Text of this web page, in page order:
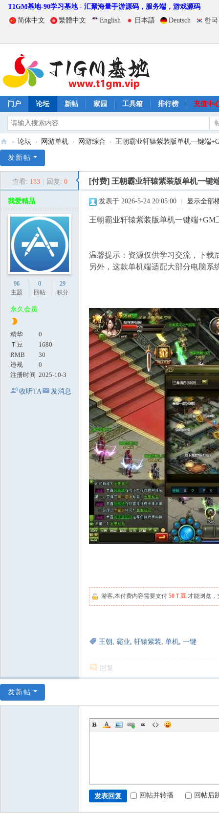
T1GM基地-90学习基地 - 汇聚海量手游源码，服务端，游戏源码
简体中文
繁體中文 English 日本語 Deutsch 한
门户 论坛 新帖 家园 工具箱 排行榜 充值中
1
» 论坛 › 网游单机 › 网游综合 › 王朝霸业轩辕紫装版单机一键端
发新帖
查看: 183 回复: 0 [付费] 王朝霸业轩辕紫装版单机一键
我爱精品
96
主题
0
回帖
29
积分
永久会员
精华
0
Ｔ豆
1680
RMB
30
违规
0
注册时间 2025-10-3
收听TA 发消息
发表于 2026-5-24 20:05:00 显示全部
王朝霸业轩辕紫装版单机一键端+GM
温馨提示：资源仅供学习交流，下载
另外，这款单机端适配大部分电脑系
游客,本付费内容需要支付 50Ｔ豆 才能浏览，
王朝 , 霸业, 轩辕紫装, 单机, 一键
回复
发新帖
发表回复 回帖并转播 回帖后